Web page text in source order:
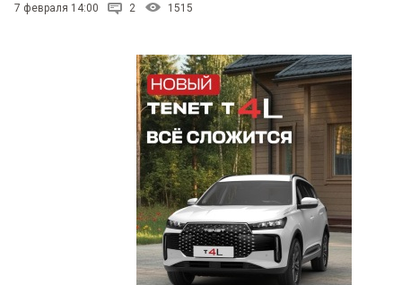
7 февраля 14:00 2 1515